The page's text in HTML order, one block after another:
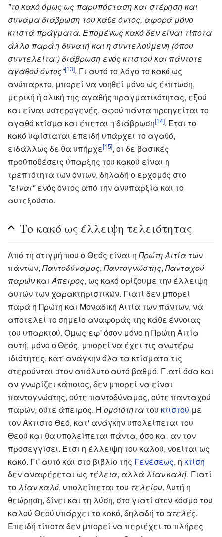
"το κακό όμως ως παρυπόσταση και στέρηση και
συνάμα διάβρωση του κάθε όντος, αφορά μόνο
κτιστά πράγματα. Επομένως κακό δεν είναι τίποτα
άλλο παρά η δυνατή και η συντελούμενη (όπου
συντελείται) διάβρωση ενός κτιστού και πάντοτε
αγαθού όντος"[13]. Γι αυτό το λόγο το κακό ως
ανύπαρκτο, μπορεί να νοηθεί μόνο ως έκπτωση,
μερική ή ολική της αγαθής πραγματικότητας, εξού
και είναι υστερογενές, αφού πάντα προηγείται το
αγαθό κτίσμα και έπεται η διάβρωση[14]. Έτσι το
κακό υφίσταται επειδή υπάρχει το αγαθό,
ειδάλλως δε θα υπήρχε[15], οι δε βασικές
προϋποθέσεις ύπαρξης του κακού είναι η
τρεπτότητα των όντων, δηλαδή ο ερχομός στο
"είναι"ενός όντος από την ανυπαρξία και το
αυτεξούσιο.
Το κακό ως έλλειψη τελειότητας
Από τη στιγμή που ο Θεός είναι η Πρώτη Αιτία των
πάντων, Παντοδύναμος, Παντογνώστης, Πανταχού
παρώνκαι Άπειρος, ως κακό ορίζουμε την έλλειψη
αυτών των χαρακτηριστικών. Γιατί δεν μπορεί
παρά η Πρώτη και Μοναδική Αιτία των πάντων, να
αποτελεί το σημείο αναφοράς της κάθε έννοιας
του υπαρκτού. Όμως εφ' όσον μόνο η Πρώτη Αιτία
αυτή, μόνο ο Θεός, μπορεί να έχει τις ανωτέρω
ιδιότητες, κατ' ανάγκην όλα τα κτίσματα τις
στερούνται στον απόλυτο αυτό βαθμό. Γιατί όσα και
αν γνωρίζει κάποιος, δεν μπορεί να είναι
παντογνώστης, ούτε παντοδύναμος, ούτε πανταχού
παρών, ούτε άπειρος. Η ομοιότητα του κτιστού με
τον Άκτιστο Θεό, κατ' ανάγκην υπολείπεται του
Θεού και θα υπολείπεται πάντα, όσο και αν τον
προσεγγίσει. Έτσι η έλλειψη του καλού, νοείται ως
κακό. Γι' αυτό και στο βιβλίο της Γενέσεως, η κτίση
δεν αναφέρεται ως τέλεια, αλλά λίαν καλή. Γιατί
το λίαν καλό, υπολείπεται του τελείου. Αυτή η
θεώρηση, δίνει και τη λύση, στο γιατί στον κόσμο του
καλού Θεού υπάρχει το κακό, δηλαδή το ατελές.
Επειδή τίποτα δεν μπορεί να περιέχει το πλήρες